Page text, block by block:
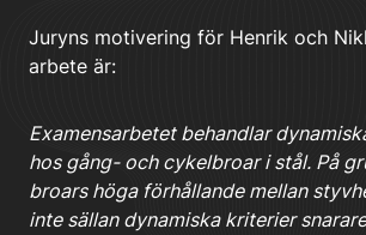
Juryns motivering för Henrik och
arbete är:
Examensarbetet behandlar
hos gång- och cykelbroar i stål. På
broars höga förhållande mellan
inte sällan dynamiska kriterier